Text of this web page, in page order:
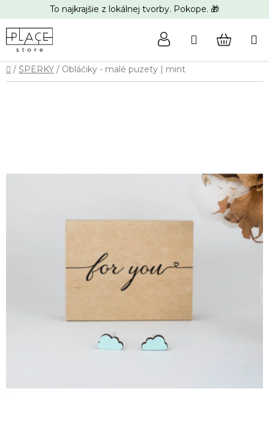
na
obsah
To najkrajšie z lokálnej tvorby. Pokope. 🎁
Hľadať
Domov
/ ŠPERKY / Obláčiky - malé puzety | mint